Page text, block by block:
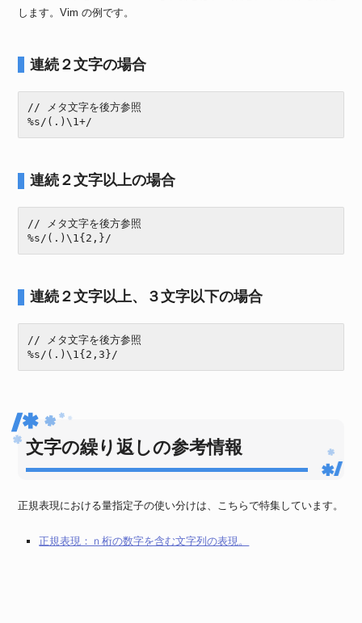
します。Vim の例です。
連続２文字の場合
// メタ文字を後方参照
%s/(.)\1+/
連続２文字以上の場合
// メタ文字を後方参照
%s/(.)\1{2,}/
連続２文字以上、３文字以下の場合
// メタ文字を後方参照
%s/(.)\1{2,3}/
文字の繰り返しの参考情報
正規表現における量指定子の使い分けは、こちらで特集しています。
正規表現：ｎ桁の数字を含む文字列の表現。